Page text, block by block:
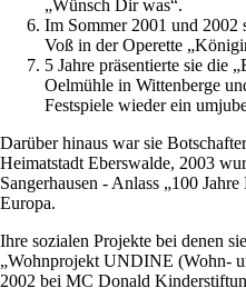
„Wünsch Dir was“.
Im Sommer 2001 und 2002
Voß in der Operette
5 Jahre präsentierte sie die
Oelmühle in Wittenberge
Festspiele wieder ein
Darüber hinaus war sie
Heimatstadt Eberswalde, 2003
Sangerhausen - Anlass „100
Europa.
Ihre sozialen Projekte bei denen
„Wohnprojekt UNDINE (Wohn-
2002 bei MC Donald